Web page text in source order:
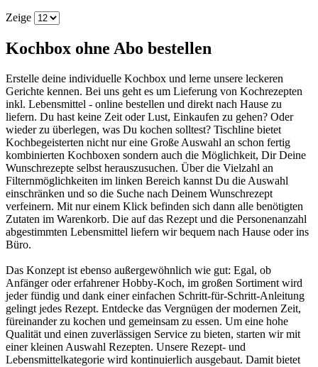
Zeige
Kochbox ohne Abo bestellen
Erstelle deine individuelle Kochbox und lerne unsere leckeren
Gerichte kennen. Bei uns geht es um Lieferung von Kochrezepten
inkl. Lebensmittel - online bestellen und direkt nach Hause zu
liefern. Du hast keine Zeit oder Lust, Einkaufen zu gehen? Oder
wieder zu überlegen, was Du kochen solltest? Tischline bietet
Kochbegeisterten nicht nur eine Große Auswahl an schon fertig
kombinierten Kochboxen sondern auch die Möglichkeit, Dir Deine
Wunschrezepte selbst herauszusuchen. Über die Vielzahl an
Filternmöglichkeiten im linken Bereich kannst Du die Auswahl
einschränken und so die Suche nach Deinem Wunschrezept
verfeinern. Mit nur einem Klick befinden sich dann alle benötigten
Zutaten im Warenkorb. Die auf das Rezept und die Personenanzahl
abgestimmten Lebensmittel liefern wir bequem nach Hause oder ins
Büro.
Das Konzept ist ebenso außergewöhnlich wie gut: Egal, ob
Anfänger oder erfahrener Hobby-Koch, im großen Sortiment wird
jeder fündig und dank einer einfachen Schritt-für-Schritt-Anleitung
gelingt jedes Rezept. Entdecke das Vergnügen der modernen Zeit,
füreinander zu kochen und gemeinsam zu essen. Um eine hohe
Qualität und einen zuverlässigen Service zu bieten, starten wir mit
einer kleinen Auswahl Rezepten. Unsere Rezept- und
Lebensmittelkategorie wird kontinuierlich ausgebaut. Damit bietet